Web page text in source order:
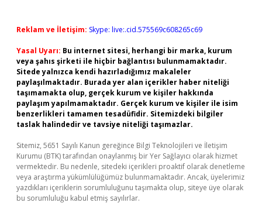
Reklam ve İletişim: Skype: live:.cid.575569c608265c69
Yasal Uyarı: Bu internet sitesi, herhangi bir marka, kurum
veya şahıs şirketi ile hiçbir bağlantısı bulunmamaktadır.
Sitede yalnızca kendi hazırladığımız makaleler
paylaşılmaktadır. Burada yer alan içerikler haber niteliği
taşımamakta olup, gerçek kurum ve kişiler hakkında
paylaşım yapılmamaktadır. Gerçek kurum ve kişiler ile isim
benzerlikleri tamamen tesadüfidir. Sitemizdeki bilgiler
taslak halindedir ve tavsiye niteliği taşımazlar.
Sitemiz, 5651 Sayılı Kanun gereğince Bilgi Teknolojileri ve İletişim
Kurumu (BTK) tarafından onaylanmış bir Yer Sağlayıcı olarak hizmet
vermektedir. Bu nedenle, sitedeki içerikleri proaktif olarak denetleme
veya araştırma yükümlülüğümüz bulunmamaktadır. Ancak, üyelerimiz
yazdıkları içeriklerin sorumluluğunu taşımakta olup, siteye üye olarak
bu sorumluluğu kabul etmiş sayılırlar.